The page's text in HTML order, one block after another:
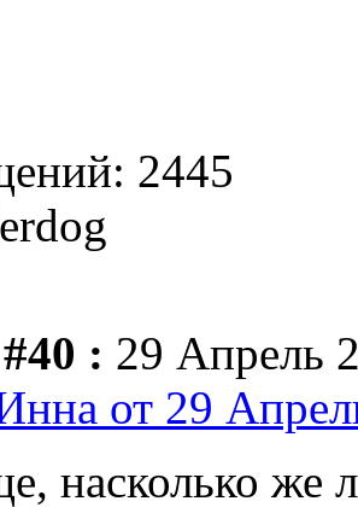
2445
: 29 Апрель
от 29
насколько же